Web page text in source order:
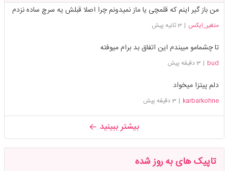
من باز گیر اینم که قلمچی یا ماز نمیدونم چرا اصلا قبلش یه سرچ ساده نزدم
متغیر_ایکس | 3 ثانیه پیش
تا چشمامو میبندم این اتفاق بد برام میوفته
bud
| 3 دقیقه پیش
دلم پیتزا میخواد
karbarkohne
| 3 دقیقه پیش
بیشتر ببینید
تاپیک های به روز شده